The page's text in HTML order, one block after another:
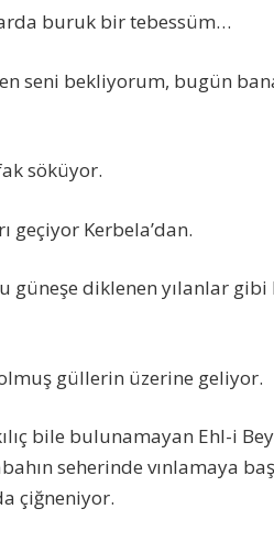
buruk bir tebessüm…
seni bekliyorum, bugün
söküyor.
geçiyor Kerbela’dan.
güneşe diklenen yılanlar
güllerin üzerine geliyor.
bile bulunamayan Ehl-i
seherinde vınlamaya
çiğneniyor.